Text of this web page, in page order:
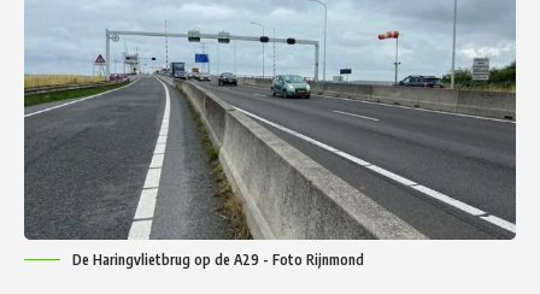
De Haringvlietbrug op de A29 - Foto Rijnmond